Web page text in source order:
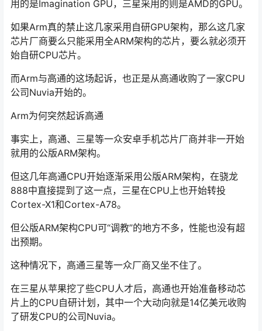
用的是Imagination GPU，三星采用的则是AMD的GPU。
如果Arm真的禁止这几家采用自研GPU架构，那么这几家
芯片厂商要么只能采用全ARM架构的芯片，要么就必须开
始自研CPU芯片。
而Arm与高通的这场起诉，也正是从高通收购了一家CPU
公司Nuvia开始的。
Arm为何突然起诉高通
事实上，高通、三星等一众安卓手机芯片厂商并非一开始
就用的公版ARM架构。
但这几年高通CPU开始逐渐采用公版ARM架构，在骁龙
888中直接提到了这一点，三星在CPU上也开始转投
Cortex-X1和Cortex-A78。
但公版ARM架构CPU可“调教”的地方不多，性能也没有超
出预期。
这种情况下，高通三星等一众厂商又坐不住了。
在三星从苹果挖了些CPU人才后，高通也开始准备移动芯
片上的CPU自研计划，其中一个大动向就是14亿美元收购
了研发CPU的公司Nuvia。